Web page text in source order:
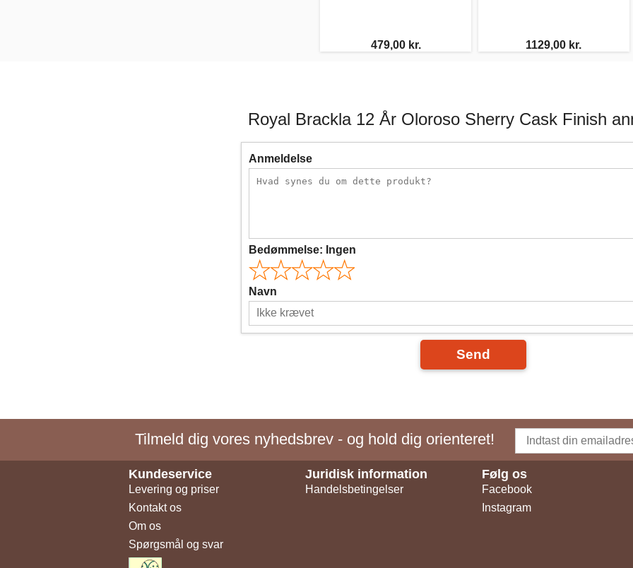
479,00 kr. 1129,00 kr.
Royal Brackla 12 År Oloroso Sherry Cask Finish
Anmeldelse
Bedømmelse: Ingen
Navn
Send
Tilmeld dig vores nyhedsbrev - og hold dig orienteret!
Kundeservice
Levering og priser
Kontakt os
Om os
Spørgsmål og svar
Juridisk information
Handelsbetingelser
Følg os
Facebook
Instagram